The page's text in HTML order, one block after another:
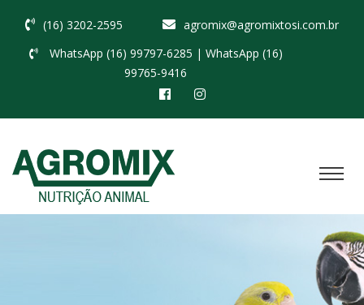
(16) 3202-2595
agromix@agromixtosi.com.br
WhatsApp (16) 99797-6285 | WhatsApp (16)
99765-9416